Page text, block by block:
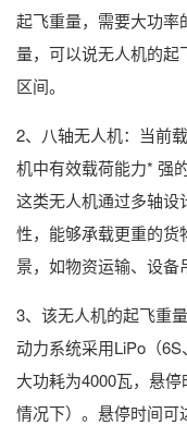
起飞重量，需要大功率
量，可以说无人机的起
区间。
2、八轴无人机：当前
机中有效载荷能力* 强
这类无人机通过多轴设
性，能够承载更重的货
景，如物资运输、设备
3、该无人机的起飞重
动力系统采用LiPo（
大功耗为4000瓦，悬
情况下）。悬停时间可